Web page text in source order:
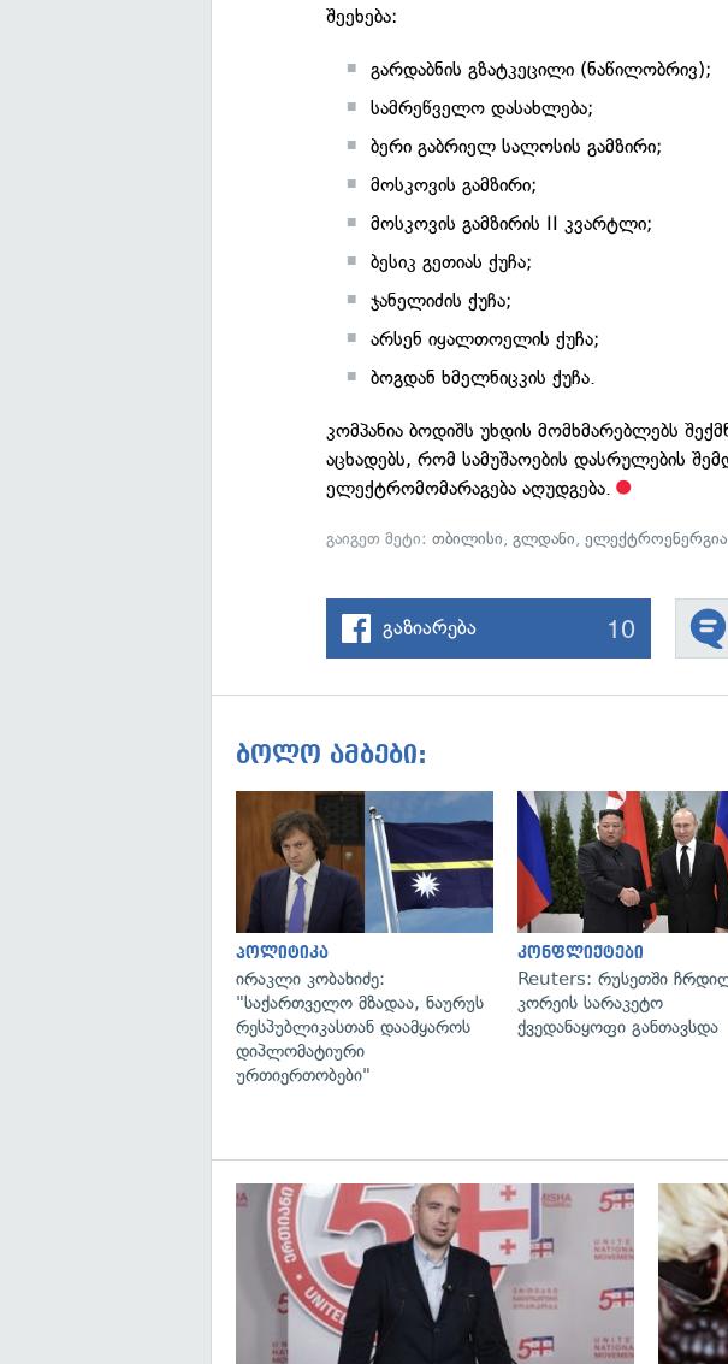
შეეხება:
გარდაბნის გზატკეცილი (ნაწილობრივ);
სამრეწველო დასახლება;
ბერი გაბრიელ სალოსის გამზირი;
მოსკოვის გამზირი;
მოსკოვის გამზირის II კვარტლი;
ბესიკ გეთიას ქუჩა;
ჯანელიძის ქუჩა;
არსენ იყალთოელის ქუჩა;
ბოგდან ხმელნიცკის ქუჩა.
კომპანია ბოდიშს უხდის მომხმარებლებს
აცხადებს, რომ სამუშაოების დასრულების
ელექტრომომარაგება აღუდგება.
გაიგეთ მეტი:თბილისი,გლდანი,ელექტროენერგია
გაზიარება 10
ბოლო ამბები:
გადახედვა
პოლიტიკა
ირაკლი კობახიძე:
"საქართველო მზადაა, ნაურუს
რესპუბლიკასთან დაამყაროს
დიპლომატიური
ურთიერთობები"
კონფლიქტები
Reuters: რუსეთში
კორეის სარაკეტო
ქვედანაყოფი განთავსდა